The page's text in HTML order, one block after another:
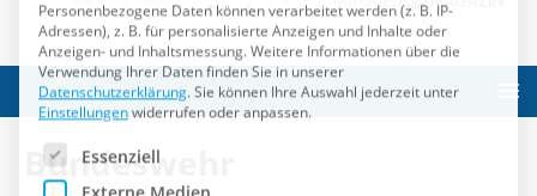
Bundeswehr
Es folgt eine Liste der Service-Gruppen, für die eine
Essenziell
Externe Medien
Speichern